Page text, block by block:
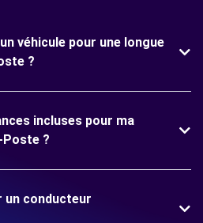
véhicule pour une longue
?
incluses pour ma
Poste ?
un conducteur